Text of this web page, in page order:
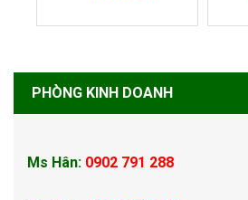
PHÒNG KINH DOANH
Ms Hân: 0902 791 288